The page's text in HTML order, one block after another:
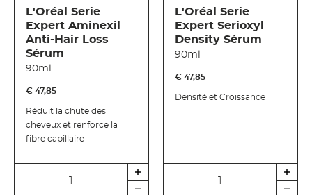
L'Oréal Serie
Expert Aminexil
Anti-Hair Loss
Sérum
90ml
€ 47,85
Réduit la chute des
cheveux et renforce la
fibre capillaire
L'Oréal Serie
Expert Serioxyl
Density Sérum
90ml
€ 47,85
Densité et Croissance